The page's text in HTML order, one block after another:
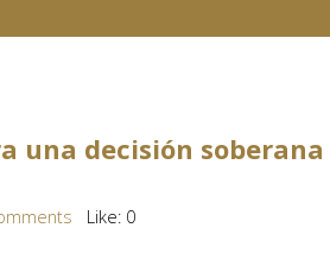
una decisión soberana
Like: 0